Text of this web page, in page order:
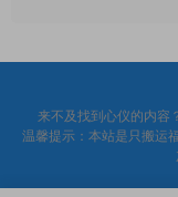
来不及找到心仪的内容
温馨提示：本站是只搬运